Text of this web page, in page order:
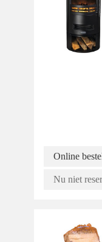
Online
Nu niet